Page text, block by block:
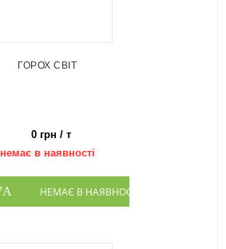
ГОРОХ СВІТ
0 грн / т
немає в наявності
НЕМАЄ В НАЯВНОСТІ